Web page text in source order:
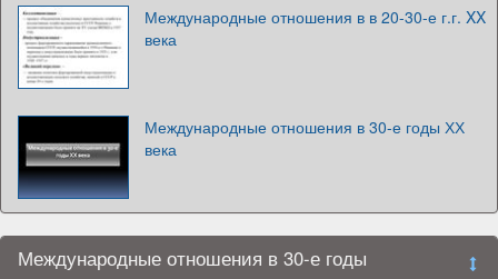
Международные отношения в в 20-30-е г.г. XX
века
Международные отношения в 30-е годы ХХ
века
Международные отношения в 30-е годы